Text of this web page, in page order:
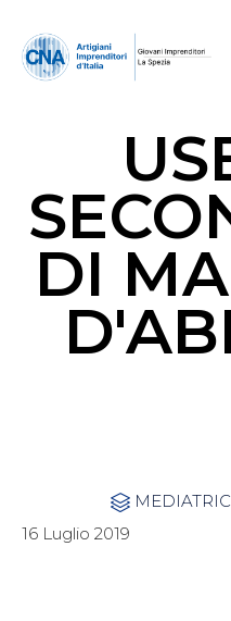
DI
 Category
16 Luglio 2019